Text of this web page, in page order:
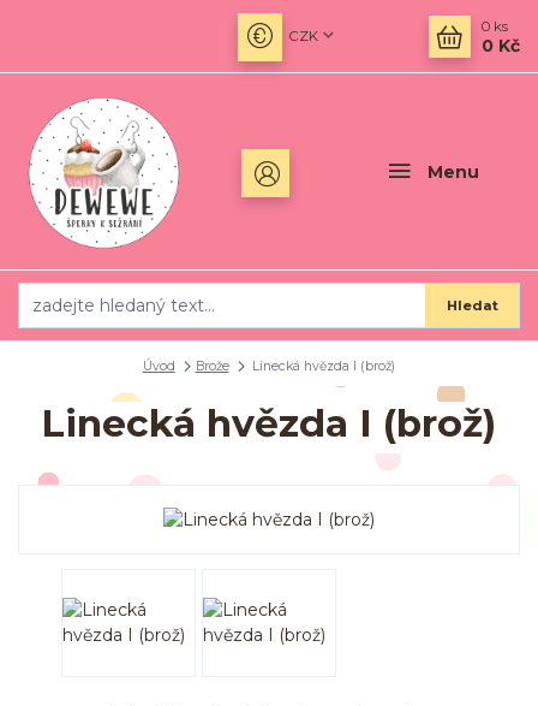
Menu
CZK
Hledat
0 ks
0 Kč
Úvod Brože Linecká hvězda I (brož)
Linecká hvězda I (brož)